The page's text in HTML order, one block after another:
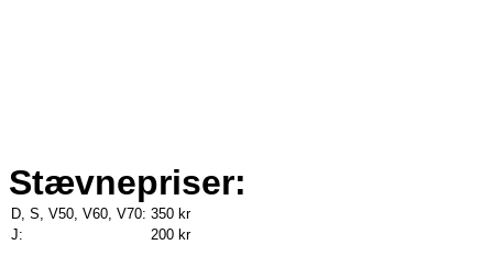
Stævnepriser:
D, S, V50, V60, V70: 350 kr
J:
200 kr